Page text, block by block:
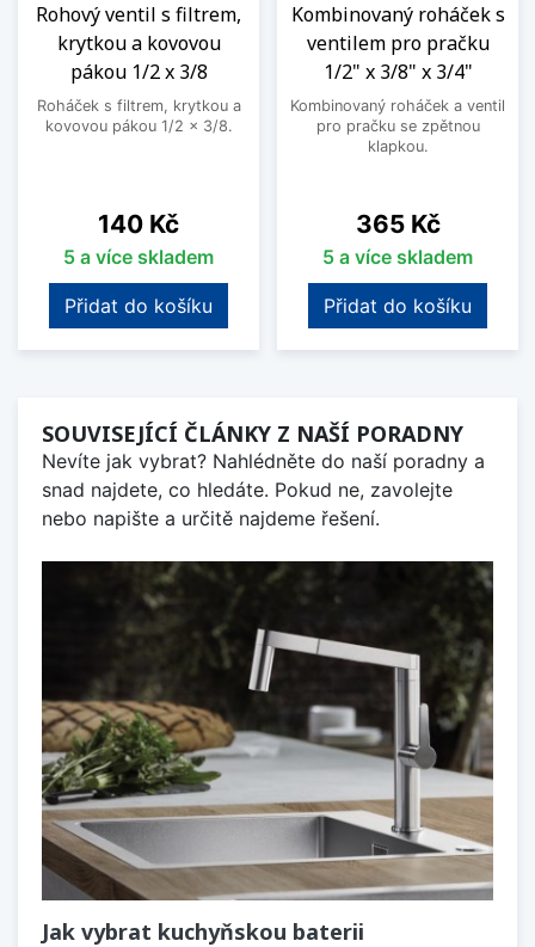
Rohový ventil s filtrem,
krytkou a kovovou
pákou 1/2 x 3/8
Roháček s filtrem, krytkou a
kovovou pákou 1/2 x 3/8.
Cena
140 Kč
5 a více skladem
Přidat do košíku
Kombinovaný roháček s
ventilem pro pračku
1/2" x 3/8" x 3/4"
Kombinovaný roháček a ventil
pro pračku se zpětnou
klapkou.
Cena
365 Kč
5 a více skladem
Přidat do košíku
SOUVISEJÍCÍ ČLÁNKY Z NAŠÍ PORADNY
Nevíte jak vybrat? Nahlédněte do naší poradny a
snad najdete, co hledáte. Pokud ne, zavolejte
nebo napište a určitě najdeme řešení.
Jak vybrat kuchyňskou baterii